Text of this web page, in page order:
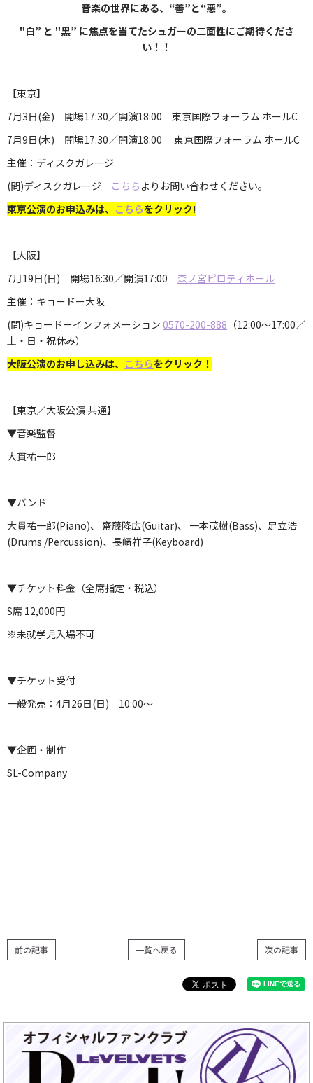
音楽の世界にある、“善”と“悪”。
"白” と "黒” に焦点を当てたシュガーの二面性にご期待くださ
い！！
【東京】
7月3日(金) 開場17:30／開演18:00 東京国際フォーラム ホールC
7月9日(木) 開場17:30／開演18:00 東京国際フォーラム ホールC
主催：ディスクガレージ
(問)ディスクガレージ こちら よりお問い合わせください。
東京公演のお申込みは、 こちらをクリック!
【大阪】
7月19日(日) 開場16:30／開演17:00 森ノ宮ピロティホール
主催：キョードー大阪
(問)キョードーインフォメーション 0570-200-888 （12:00～17:00／
土・日・祝休み）
大阪公演のお申し込みは、 こちらをクリック！
【東京／大阪公演 共通】
▼音楽監督
大貫祐一郎
▼バンド
大貫祐一郎(Piano)、 齋藤隆広(Guitar)、 一本茂樹(Bass)、足立浩
(Drums /Percussion)、長﨑祥子(Keyboard)
▼チケット料金（全席指定・税込）
S席 12,000円
※未就学児入場不可
▼チケット受付
一般発売：4月26日(日) 10:00～
▼企画・制作
SL-Company
次の記事
一覧へ戻る
前の記事